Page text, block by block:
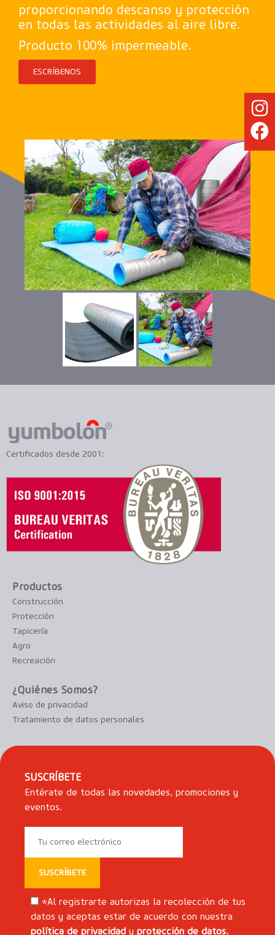
proporcionando descanso y protección
en todas las actividades al aire libre.
Producto 100% impermeable.
ESCRÍBENOS
Certificados desde 2001:
Productos
Construcción
Protección
Tapicería
Agro
Recreación
¿Quiénes Somos?
Aviso de privacidad
Tratamiento de datos personales
SUSCRÍBETE
Entérate de todas las novedades, promociones y
eventos.
*Al registrarte autorizas la recolección de tus
datos y aceptas estar de acuerdo con nuestra
política de privacidad y protección de datos.